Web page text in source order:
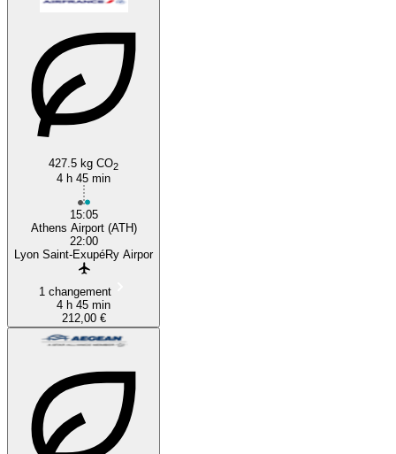
427.5 kg CO2
4 h 45 min
15:05
Athens Airport (ATH)
22:00
Lyon Saint-ExupéRy Airpor
1 changement
4 h 45 min
212,00 €